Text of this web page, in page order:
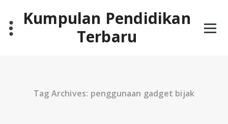
contentKumpulan Pendidikan
Terbaru
Tag Archives: penggunaan gadget bijak